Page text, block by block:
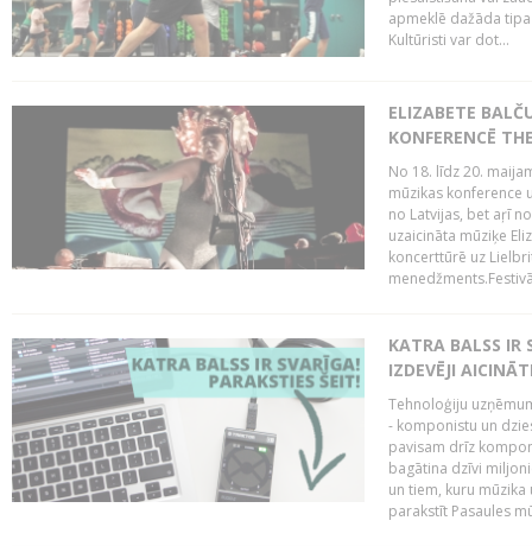
apmeklē dažāda
Kultūristi var dot...
ELIZABETE
KONFERENCĒ
No 18. līdz 20.
mūzikas konference
no Latvijas, bet aŗī
uzaicināta mūziķe
koncerttūrē uz
KATRA BALSS IR
IZDEVĒJI
Tehnoloģiju
- komponistu un
pavisam drīz
bagātina dzīvi
un tiem, kuru
parakstīt Pasaules